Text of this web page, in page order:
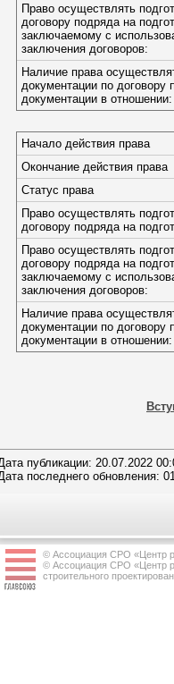
Право осуществлять
договору подряда на
заключаемому с
заключения договоров:
Наличие права
документации по договору
документации в отношении:
Начало действия права
Окончание действия права
Статус права
Право осуществлять
договору подряда на
Право осуществлять
договору подряда на
заключаемому с
заключения договоров:
Наличие права
документации по договору
документации в отношении:
публикации: 20.07.2022
последнего обновления:
© Ассоциация СРО «Центр
© Ассоциация СРО «Центр
строительного